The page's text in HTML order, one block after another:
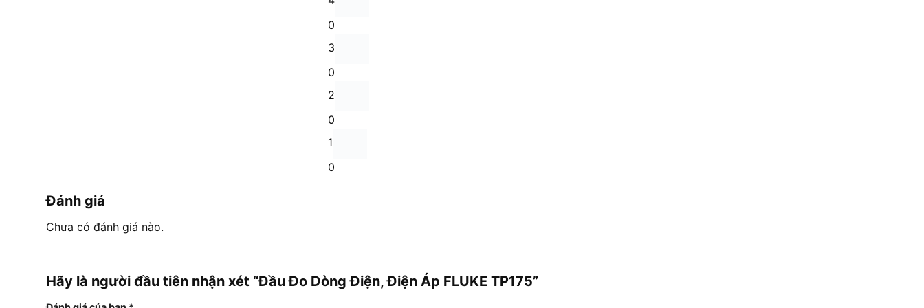
0
3
0
2
0
1
0
Đánh giá
Chưa có đánh giá nào.
Hãy là người đầu tiên nhận xét “Đầu Đo Dòng Điện, Điện Áp FLUKE TP175”